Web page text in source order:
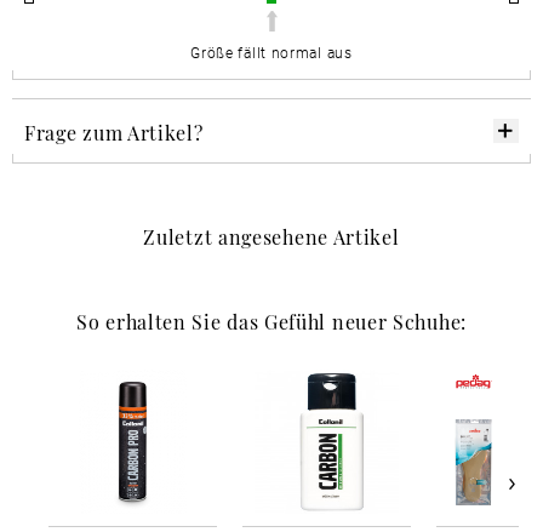
Größe fällt normal aus
Frage zum Artikel?
Zuletzt angesehene Artikel
So erhalten Sie das Gefühl neuer Schuhe: